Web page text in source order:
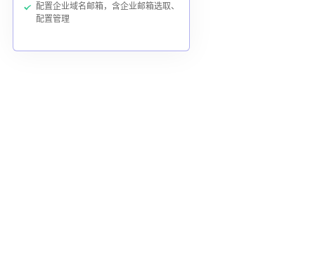
配置企业域名邮箱，含企业邮箱选取、
配置管理